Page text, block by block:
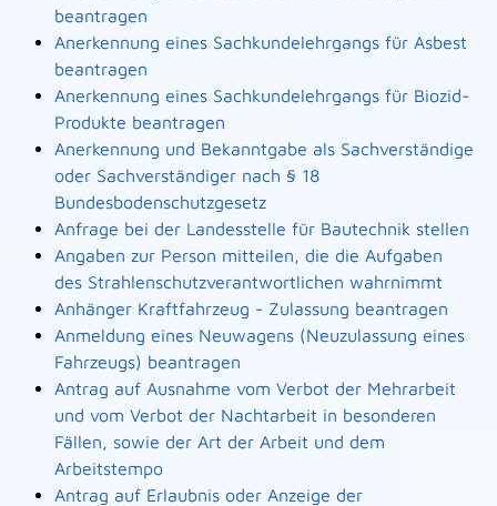
beantragen
Anerkennung eines Sachkundelehrgangs für Asbest
beantragen
Anerkennung eines Sachkundelehrgangs für Biozid-
Produkte beantragen
Anerkennung und Bekanntgabe als Sachverständige
oder Sachverständiger nach § 18
Bundesbodenschutzgesetz
Anfrage bei der Landesstelle für Bautechnik stellen
Angaben zur Person mitteilen, die die Aufgaben
des Strahlenschutzverantwortlichen wahrnimmt
Anhänger Kraftfahrzeug - Zulassung beantragen
Anmeldung eines Neuwagens (Neuzulassung eines
Fahrzeugs) beantragen
Antrag auf Ausnahme vom Verbot der Mehrarbeit
und vom Verbot der Nachtarbeit in besonderen
Fällen, sowie der Art der Arbeit und dem
Arbeitstempo
Antrag auf Erlaubnis oder Anzeige der